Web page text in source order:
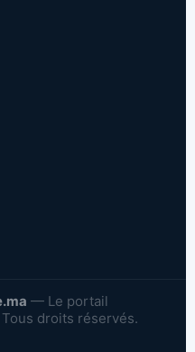
— Le portail
droits réservés.